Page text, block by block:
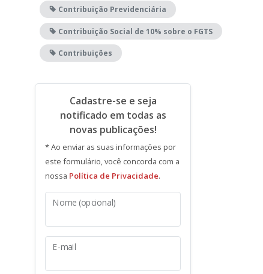
Contribuição Previdenciária
Contribuição Social de 10% sobre o FGTS
Contribuições
Cadastre-se e seja
notificado em todas as
novas publicações!
* Ao enviar as suas informações por
este formulário, você concorda com a
nossa Política de Privacidade.
Nome (opcional)
E-mail